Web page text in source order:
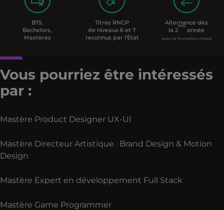
BTS,
Bachelors,
Mastères
Titres RNCP
de niveaux 6 et 7
reconnus par l'État
Alternance dès
la 2
ème
année
selon la formation choisie
Vous pourriez être intéressés
par :
Mastère Product Designer UX-UI
Mastère Directeur Artistique : Brand Design & Motion
Design
Mastère Expert en développement Full Stack
Mastère Game Programmer